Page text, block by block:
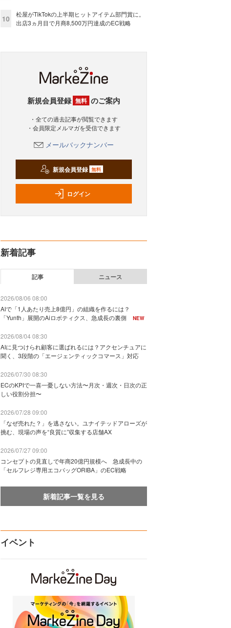
10
松屋がTikTokの上半期ヒットアイテム部門賞に。
出店3ヵ月目で月商8,500万円達成のEC戦略
新規会員登録 無料 のご案内
・全ての過去記事が閲覧できます
・会員限定メルマガを受信できます
メールバックナンバー
新規会員登録 無料
ログイン
新着記事
記事 ニュース
2026/08/06 08:00
AIで「1人あたり売上8億円」の組織を作るには？
「Yunth」展開のAiロボティクス、急成長の裏側
NEW
2026/08/04 08:30
AIに見つけられ顧客に選ばれるには？アクセンチュアに
聞く、3段階の「エージェンティックコマース」対応
2026/07/30 08:30
ECのKPIで一喜一憂しない方法〜月次・週次・日次の正
しい役割分担〜
2026/07/28 09:00
「なぜ売れた？」を逃さない。ユナイテッドアローズが
挑む、現場の声を“良質に”収集する店舗AX
2026/07/27 09:00
コンセプトの見直しで年商20億円規模へ 急成長中の
「セルフレジ専用エコバッグORIBA」のEC戦略
新着記事一覧を見る
イベント